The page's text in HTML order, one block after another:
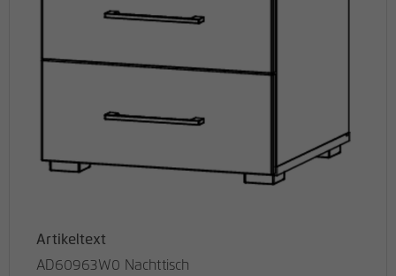
Artikeltext
AD60963W0 Nachttisch